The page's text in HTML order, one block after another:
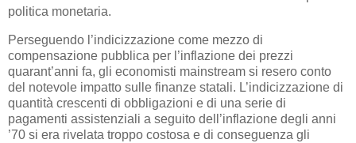
politica monetaria.
Perseguendo l’indicizzazione come mezzo di
compensazione pubblica per l’inflazione dei prezzi
quarant’anni fa, gli economisti mainstream si resero conto
del notevole impatto sulle finanze statali. L’indicizzazione di
quantità crescenti di obbligazioni e di una serie di
pagamenti assistenziali a seguito dell’inflazione degli anni
’70 si era rivelata troppo costosa e di conseguenza gli